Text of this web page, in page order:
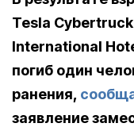
Tesla
International
погиб один
ранения,
заявление